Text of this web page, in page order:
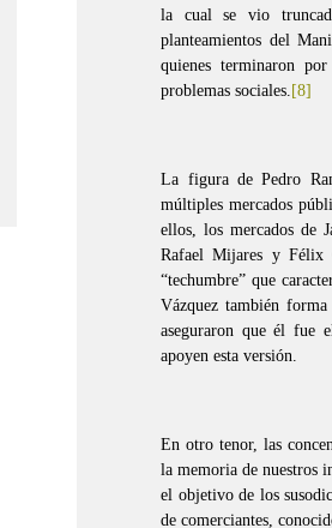
la cual se vio
planteamientos del
quienes terminaron
problemas sociales. [8]
La figura de Pedro
múltiples mercados
ellos, los mercados de
Rafael Mijares y Félix
“techumbre” que
Vázquez también
aseguraron que él fue
apoyen esta versión.
En otro tenor, las
la memoria de nuestros
el objetivo de los
de comerciantes,